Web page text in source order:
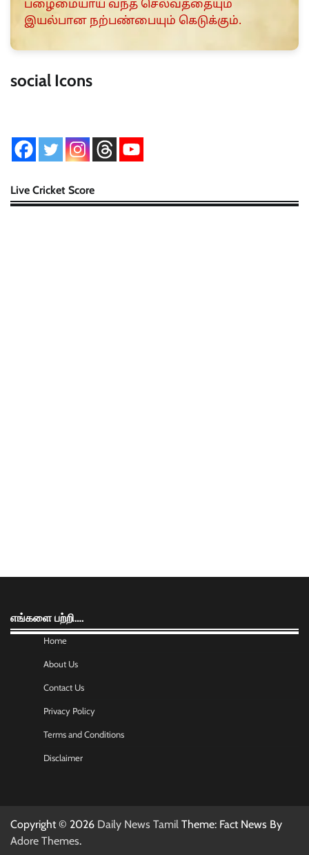
பழைமையாய் வந்த செல்வத்தையும்
இயல்பான நற்பண்பையும் கெடுக்கும்.
social Icons
Live Cricket Score
எங்களை பற்றி….
Home
About Us
Contact Us
Privacy Policy
Terms and Conditions
Disclaimer
Copyright © 2026 Daily News Tamil Theme: Fact News By
Adore Themes.